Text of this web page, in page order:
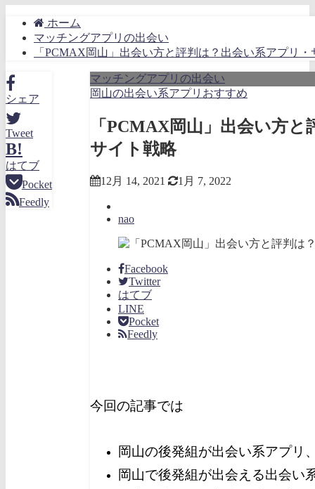
ホーム
マッチングアプリの出会い
「PCMAX岡山」出会い方と評判は？出会い系アプリ・
シェア
Tweet
B!
はてブ
Pocket
Feedly
マッチングアプリの出会い
岡山の出会い系アプリおすすめ
「PCMAX岡山」出会い方
サイト戦略
12月 14, 2021 1月 7, 2022
nao
Facebook
Twitter
はてブ
LINE
Pocket
Feedly
今回の記事では
岡山の後発組が出会い系アプリ
岡山で後発組が出会える出会い